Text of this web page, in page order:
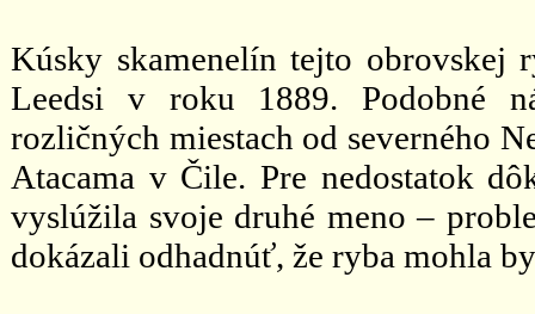
Kúsky skamenelín tejto
Leedsi v roku 1889. Podobné
rozličných miestach od severného
Atacama v Čile. Pre nedostatok
vyslúžila svoje druhé meno –
dokázali odhadnúť, že ryba mohla